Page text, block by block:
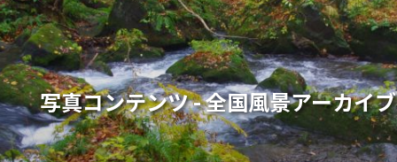
写真コンテンツ - 全国風景アーカイブ